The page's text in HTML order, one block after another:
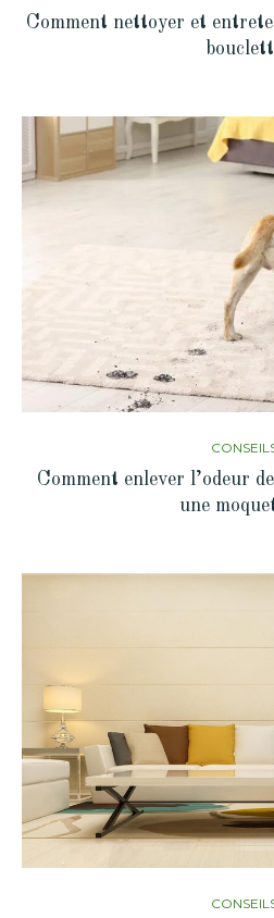
Comment nettoyer et
Comment enlever l’odeur
une